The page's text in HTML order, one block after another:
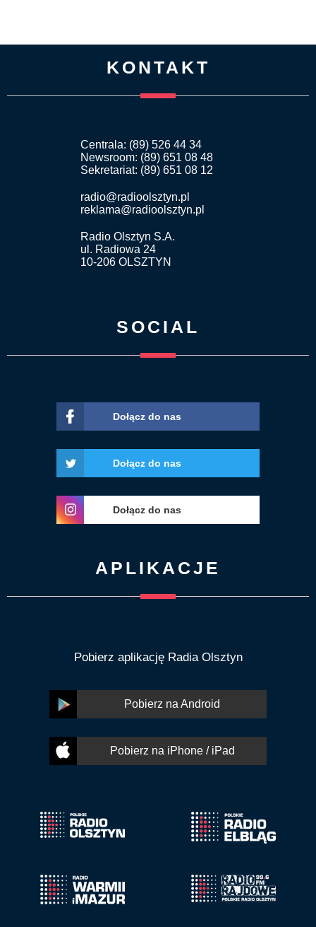
KONTAKT
Centrala: (89) 526 44 34
Newsroom: (89) 651 08 48
Sekretariat: (89) 651 08 12
radio@radioolsztyn.pl
reklama@radioolsztyn.pl
Radio Olsztyn S.A.
ul. Radiowa 24
10-206 OLSZTYN
SOCIAL
Dołącz do nas
Dołącz do nas
Dołącz do nas
APLIKACJE
Pobierz aplikację Radia Olsztyn
Pobierz na Android
Pobierz na iPhone / iPad